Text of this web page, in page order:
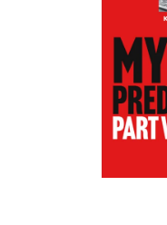
SCHACH GESCHENKE